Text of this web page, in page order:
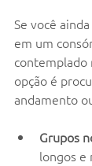
Se você
em um
contemplado
opção é
andamento
Grupos
longos e